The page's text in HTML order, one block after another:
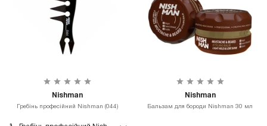
Nishman
Гребінь професійний Nishman (044)
Nishman
Бальзам для бороди Nishman 30 мл